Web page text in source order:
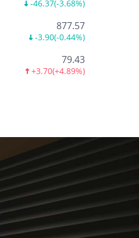
-46.37(-3.68%)
877.57
-3.90(-0.44%)
79.43
+3.70(+4.89%)